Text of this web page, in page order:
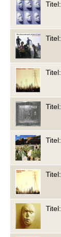
Titel:
Titel:
Titel:
Titel:
Titel:
Titel:
Titel: